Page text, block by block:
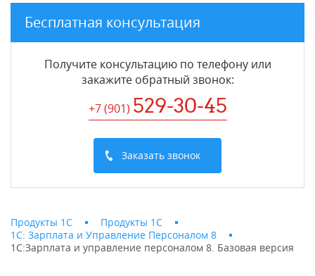
Бесплатная консультация
Получите консультацию по телефону или
закажите обратный звонок:
+7 (901) 529-30-45
Заказать звонок
Продукты 1С
Продукты 1С
1С: Зарплата и Управление Персоналом 8
1С:Зарплата и управление персоналом 8. Базовая версия